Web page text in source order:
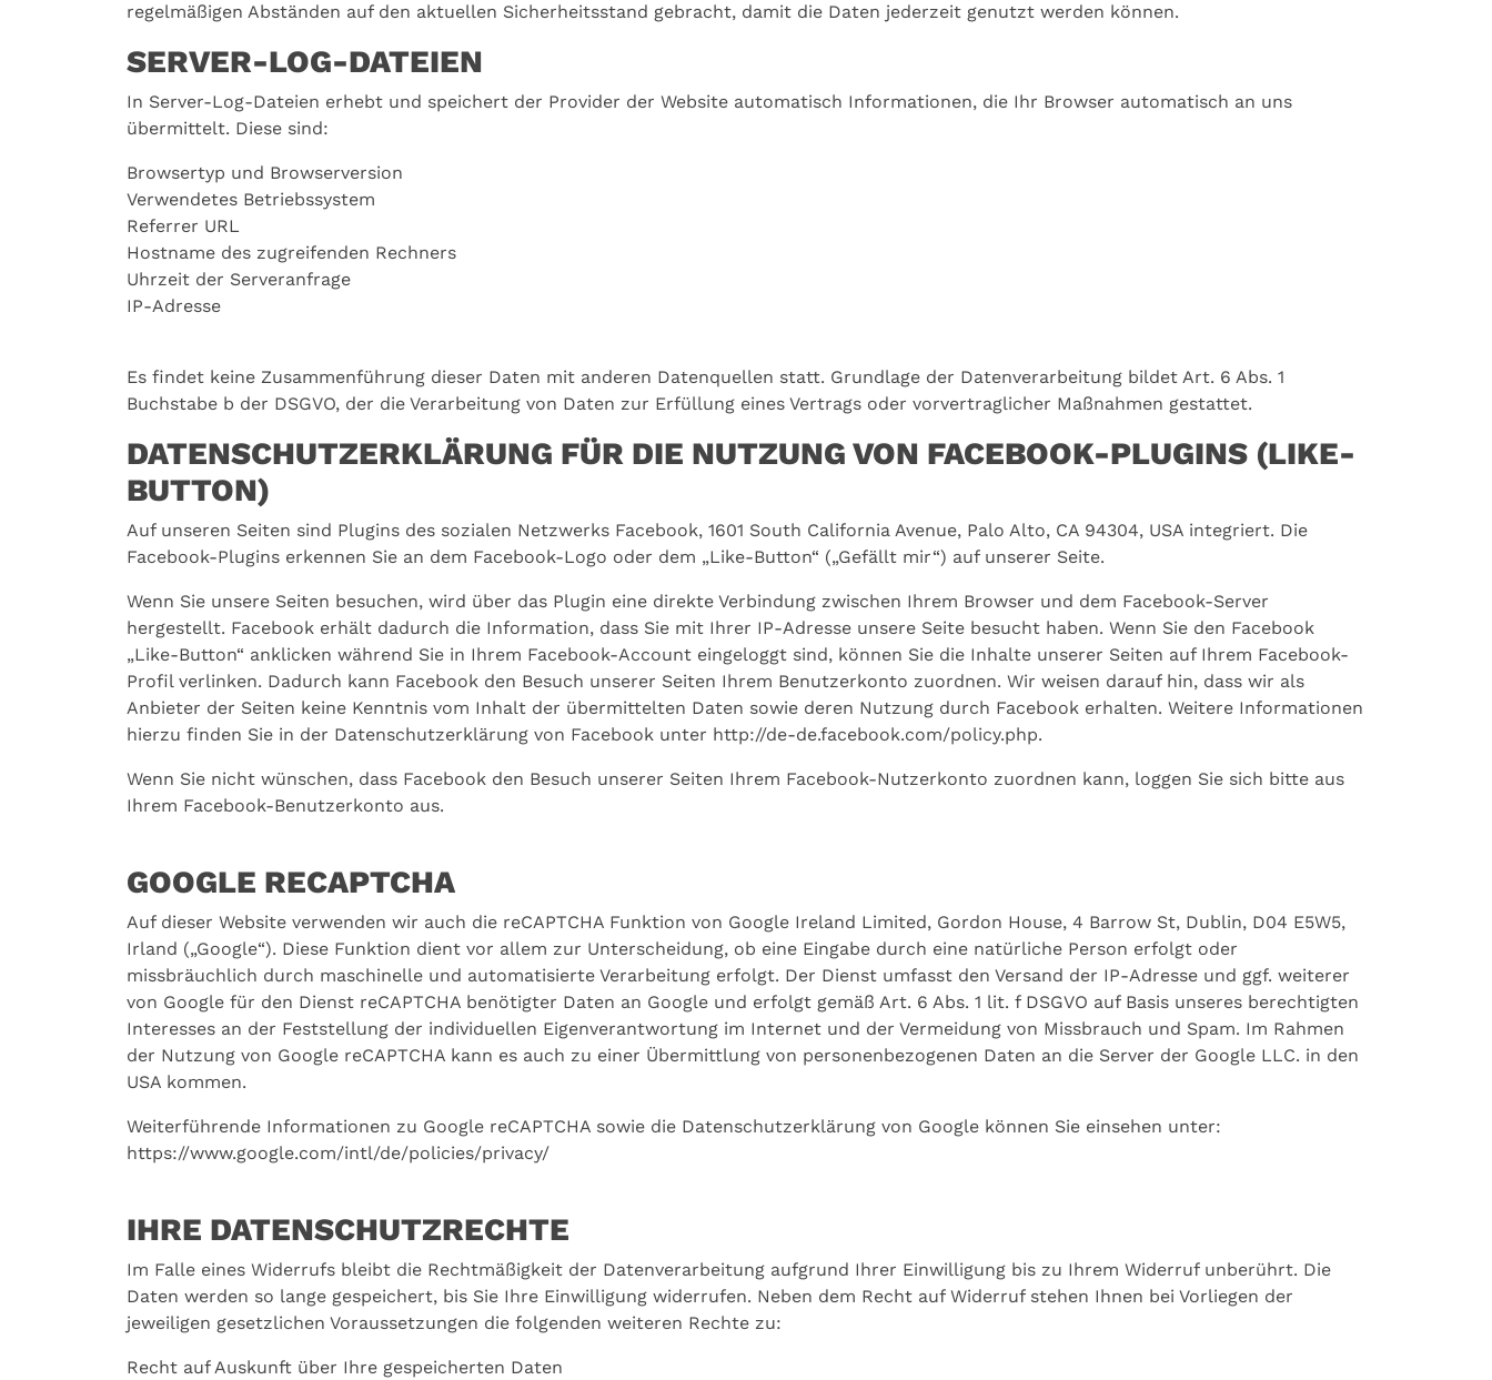
regelmäßigen Abständen auf den aktuellen Sicherheitsstand gebracht, damit die Daten jederzeit genutzt werden können.
SERVER-LOG-DATEIEN
In Server-Log-Dateien erhebt und speichert der Provider der Website automatisch Informationen, die Ihr Browser automatisch an uns
übermittelt. Diese sind:
Browsertyp und Browserversion
Verwendetes Betriebssystem
Referrer URL
Hostname des zugreifenden Rechners
Uhrzeit der Serveranfrage
IP-Adresse
Es findet keine Zusammenführung dieser Daten mit anderen Datenquellen statt. Grundlage der Datenverarbeitung bildet Art. 6 Abs. 1
Buchstabe b der DSGVO, der die Verarbeitung von Daten zur Erfüllung eines Vertrags oder vorvertraglicher Maßnahmen gestattet.
DATENSCHUTZERKLÄRUNG FÜR DIE NUTZUNG VON FACEBOOK-PLUGINS (LIKE-
BUTTON)
Auf unseren Seiten sind Plugins des sozialen Netzwerks Facebook, 1601 South California Avenue, Palo Alto, CA 94304, USA integriert. Die
Facebook-Plugins erkennen Sie an dem Facebook-Logo oder dem „Like-Button“ („Gefällt mir“) auf unserer Seite.
Wenn Sie unsere Seiten besuchen, wird über das Plugin eine direkte Verbindung zwischen Ihrem Browser und dem Facebook-Server
hergestellt. Facebook erhält dadurch die Information, dass Sie mit Ihrer IP-Adresse unsere Seite besucht haben. Wenn Sie den Facebook
„Like-Button“ anklicken während Sie in Ihrem Facebook-Account eingeloggt sind, können Sie die Inhalte unserer Seiten auf Ihrem Facebook-
Profil verlinken. Dadurch kann Facebook den Besuch unserer Seiten Ihrem Benutzerkonto zuordnen. Wir weisen darauf hin, dass wir als
Anbieter der Seiten keine Kenntnis vom Inhalt der übermittelten Daten sowie deren Nutzung durch Facebook erhalten. Weitere Informationen
hierzu finden Sie in der Datenschutzerklärung von Facebook unter http://de-de.facebook.com/policy.php.
Wenn Sie nicht wünschen, dass Facebook den Besuch unserer Seiten Ihrem Facebook-Nutzerkonto zuordnen kann, loggen Sie sich bitte aus
Ihrem Facebook-Benutzerkonto aus.
GOOGLE RECAPTCHA
Auf dieser Website verwenden wir auch die reCAPTCHA Funktion von Google Ireland Limited, Gordon House, 4 Barrow St, Dublin, D04 E5W5,
Irland („Google“). Diese Funktion dient vor allem zur Unterscheidung, ob eine Eingabe durch eine natürliche Person erfolgt oder
missbräuchlich durch maschinelle und automatisierte Verarbeitung erfolgt. Der Dienst umfasst den Versand der IP-Adresse und ggf. weiterer
von Google für den Dienst reCAPTCHA benötigter Daten an Google und erfolgt gemäß Art. 6 Abs. 1 lit. f DSGVO auf Basis unseres berechtigten
Interesses an der Feststellung der individuellen Eigenverantwortung im Internet und der Vermeidung von Missbrauch und Spam. Im Rahmen
der Nutzung von Google reCAPTCHA kann es auch zu einer Übermittlung von personenbezogenen Daten an die Server der Google LLC. in den
USA kommen.
Weiterführende Informationen zu Google reCAPTCHA sowie die Datenschutzerklärung von Google können Sie einsehen unter:
https://www.google.com/intl/de/policies/privacy/
IHRE DATENSCHUTZRECHTE
Im Falle eines Widerrufs bleibt die Rechtmäßigkeit der Datenverarbeitung aufgrund Ihrer Einwilligung bis zu Ihrem Widerruf unberührt. Die
Daten werden so lange gespeichert, bis Sie Ihre Einwilligung widerrufen. Neben dem Recht auf Widerruf stehen Ihnen bei Vorliegen der
jeweiligen gesetzlichen Voraussetzungen die folgenden weiteren Rechte zu:
Recht auf Auskunft über Ihre gespeicherten Daten